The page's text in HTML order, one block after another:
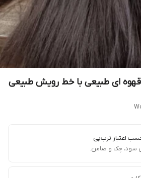
قهوه ای طبیعی با خط رویش طبیعی
اعتبار ترب‌پی